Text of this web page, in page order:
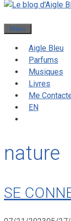
Menu
Aigle Bleu
Parfums
Musiques
Livres
Me
EN
nature
SE